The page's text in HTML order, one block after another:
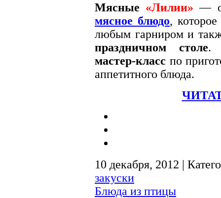
Мясные «Лилии» —
мясное блюдо,
любым гарниром и
праздничном столе.
мастер-класс по
аппетитного блюда.
10 декабря, 2012 |
закуски
Блюда из птицы